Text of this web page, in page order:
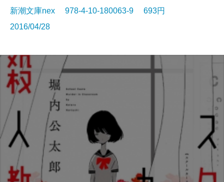
新潮文庫nex 978-4-10-180063-9 693円
2016/04/28